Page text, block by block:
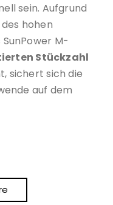
sein. Aufgrund
hohen
M-
Stückzahl
sichert sich die
auf dem